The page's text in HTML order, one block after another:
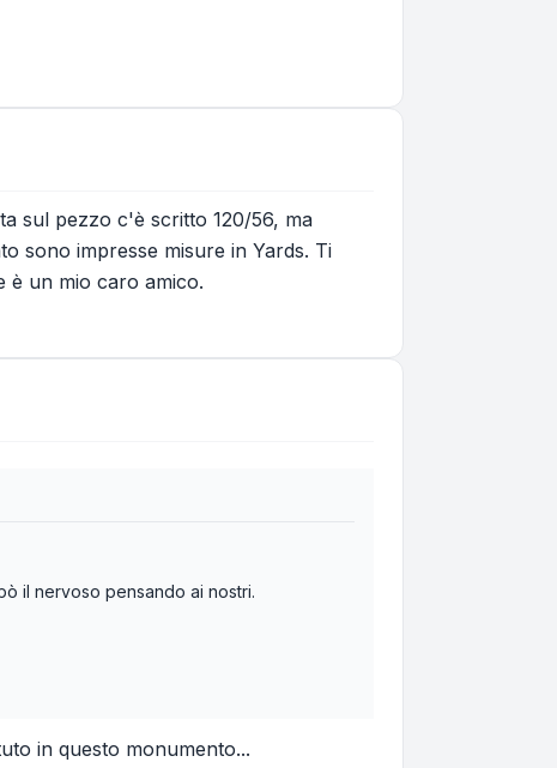
sul pezzo c'è scritto 120/56, ma
sono impresse misure in Yards. Ti
è un mio caro amico.
il nervoso pensando ai nostri.
in questo monumento...